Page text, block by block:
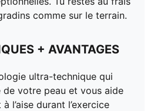
comme sur le terrain.
+ AVANTAGES
ultra-technique qui
de votre peau et vous aide
l’aise durant l’exercice